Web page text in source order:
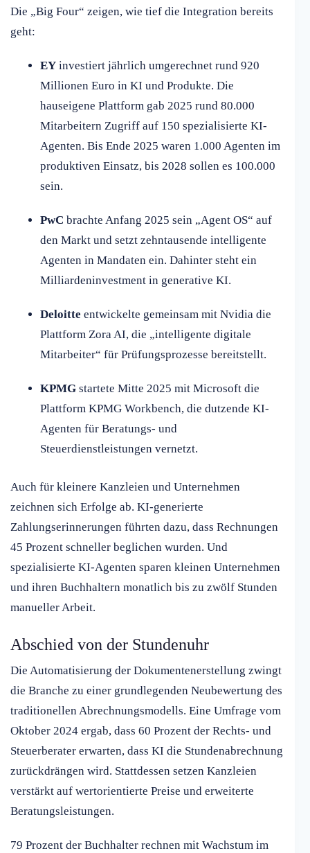
Die „Big Four“ zeigen, wie tief die Integration bereits
geht:
EYinvestiert jährlich umgerechnet rund 920
Millionen Euro in KI und Produkte. Die
hauseigene Plattform gab 2025 rund 80.000
Mitarbeitern Zugriff auf 150 spezialisierte KI-
Agenten. Bis Ende 2025 waren 1.000 Agenten im
produktiven Einsatz, bis 2028 sollen es 100.000
sein.
PwC brachte Anfang 2025 sein „Agent OS“ auf
den Markt und setzt zehntausende intelligente
Agenten in Mandaten ein. Dahinter steht ein
Milliardeninvestment in generative KI.
Deloitte entwickelte gemeinsam mit Nvidia die
Plattform Zora AI, die „intelligente digitale
Mitarbeiter“ für Prüfungsprozesse bereitstellt.
KPMGstartete Mitte 2025 mit Microsoft die
Plattform KPMG Workbench, die dutzende KI-
Agenten für Beratungs- und
Steuerdienstleistungen vernetzt.
Auch für kleinere Kanzleien und Unternehmen
zeichnen sich Erfolge ab. KI-generierte
Zahlungserinnerungen führten dazu, dass Rechnungen
45 Prozent schneller beglichen wurden. Und
spezialisierte KI-Agenten sparen kleinen Unternehmen
und ihren Buchhaltern monatlich bis zu zwölf Stunden
manueller Arbeit.
Abschied von der Stundenuhr
Die Automatisierung der Dokumentenerstellung zwingt
die Branche zu einer grundlegenden Neubewertung des
traditionellen Abrechnungsmodells. Eine Umfrage vom
Oktober 2024 ergab, dass 60 Prozent der Rechts- und
Steuerberater erwarten, dass KI die Stundenabrechnung
zurückdrängen wird. Stattdessen setzen Kanzleien
verstärkt auf wertorientierte Preise und erweiterte
Beratungsleistungen.
79 Prozent der Buchhalter rechnen mit Wachstum im